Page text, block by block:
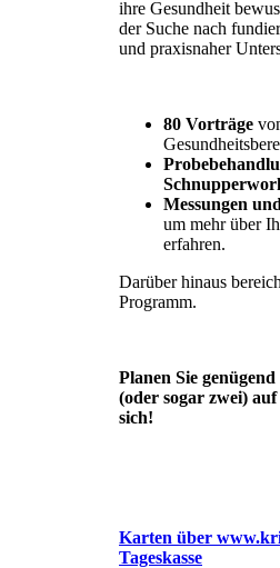
ihre Gesundheit
der Suche nach
und praxisnaher
80 Vorträge
Messungen
um mehr über
erfahren.
Darüber hinaus
Programm.
Planen Sie
(oder sogar zwei)
sich!
Karten über
Tageskasse